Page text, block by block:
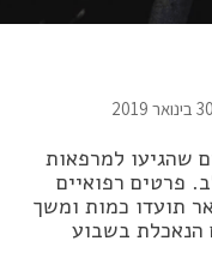
עקבו אחר 1262 אנשים שהגיעו למרפאות
פרטים רפואיים
תועדו כמות ומשך
הנאכלת בשבוע